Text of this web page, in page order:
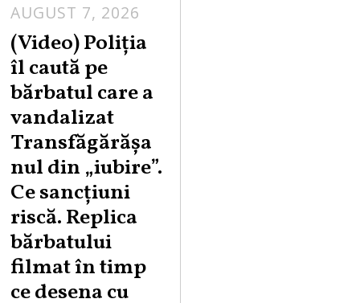
AUGUST 7, 2026
U
G
S
7
,
(Video) Poliția
îl caută pe
bărbatul care a
vandalizat
Transfăgărășa
nul din „iubire”.
Ce sancțiuni
riscă. Replica
bărbatului
filmat în timp
ce desena cu